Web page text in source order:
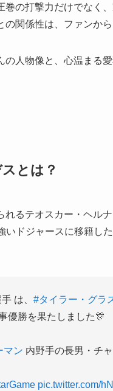
の打撃力だけでなく
関係性は、ファンか
人物像と、心温まる
とは？
れるテオスカー・ヘル
いドジャースに移籍し
は、 #タイラー・グラ
優勝を果たしました🎊
マン 内野手の長男・チ
pic.twitter.com/